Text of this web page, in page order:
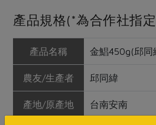
產品規格(*為合作社指
產品名稱 金鯧450g(邱同
農友/生產者 邱同緯
產地/原產地 台南安南